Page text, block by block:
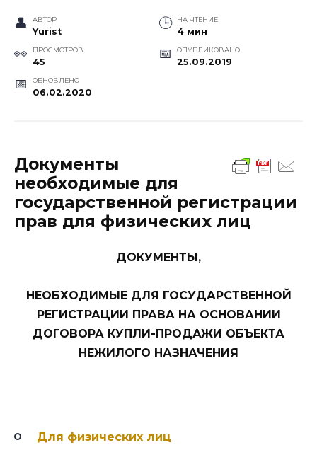
АВТОР
Yurist
НА ЧТЕНИЕ
4 мин
ПРОСМОТРОВ
45
ОПУБЛИКОВАНО
25.09.2019
ОБНОВЛЕНО
06.02.2020
Документы
необходимые для
государственной регистрации
прав для физических лиц
ДОКУМЕНТЫ,
НЕОБХОДИМЫЕ ДЛЯ ГОСУДАРСТВЕННОЙ
РЕГИСТРАЦИИ ПРАВА НА ОСНОВАНИИ
ДОГОВОРА КУПЛИ-ПРОДАЖИ ОБЪЕКТА
НЕЖИЛОГО НАЗНАЧЕНИЯ
Для физических лиц